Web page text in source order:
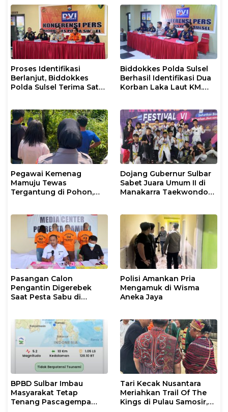
Proses Identifikasi
Berlanjut, Biddokkes
Polda Sulsel Terima Satu
Biddokkes Polda Sulsel
Berhasil Identifikasi Dua
Korban Laka Laut KM.
Pegawai Kemenag
Mamuju Tewas
Tergantung di Pohon,
Dojang Gubernur Sulbar
Sabet Juara Umum II di
Manakarra Taekwondo
Pasangan Calon
Pengantin Digerebek
Saat Pesta Sabu di
Polisi Amankan Pria
Mengamuk di Wisma
Aneka Jaya
BPBD Sulbar Imbau
Masyarakat Tetap
Tenang Pascagempa
Tari Kecak Nusantara
Meriahkan Trail Of The
Kings di Pulau Samosir,